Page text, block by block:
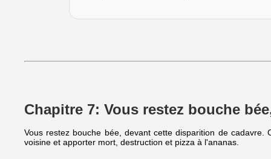
Chapitre 7: Vous restez bouche
Vous restez bouche bée, devant cette disparition de
voisine et apporter mort, destruction et pizza à l'ananas.